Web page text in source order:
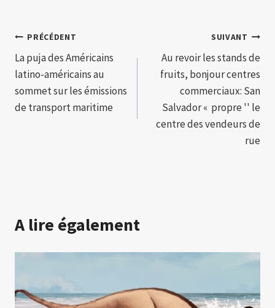
Navigation
de
l’article
PRÉCÉDENT
La puja des Américains
latino-américains au
sommet sur les émissions
de transport maritime
SUIVANT
Au revoir les stands de
fruits, bonjour centres
commerciaux: San
Salvador « propre '' le
centre des vendeurs de
rue
A lire également